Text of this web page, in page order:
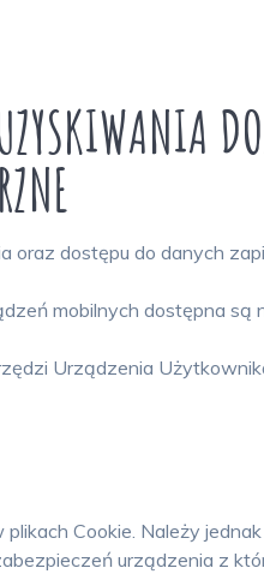
oraz dostępu do danych
mobilnych dostępna są
Urządzenia
Cookie. Należy
urządzenia z